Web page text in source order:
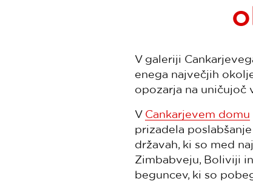
V galeriji
enega največjih
opozarja na uničujoč
V Cankarjevem domu
prizadela
državah, ki so med
Zimbabveju, Boliviji
beguncev, ki so